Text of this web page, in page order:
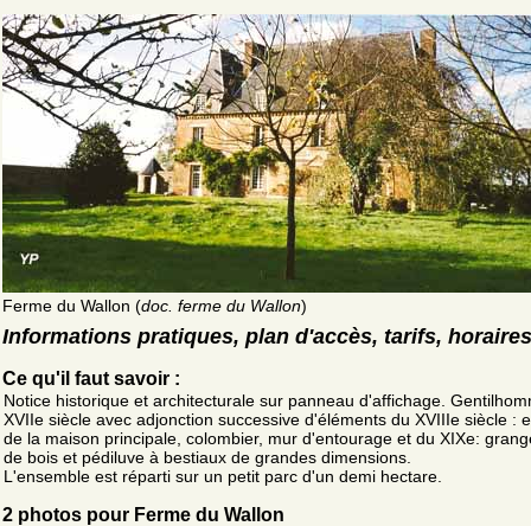
Ferme du Wallon (doc. ferme du Wallon)
Informations pratiques, plan d'accès, tarifs, horaires
Ce qu'il faut savoir :
Notice historique et architecturale sur panneau d'affichage.
XVIIe siècle avec adjonction successive d'éléments du XVIIIe siècle :
de la maison principale, colombier, mur d'entourage et du XIXe:
de bois et pédiluve à bestiaux de grandes dimensions.
L'ensemble est réparti sur un petit parc d'un demi hectare.
2 photos pour Ferme du Wallon